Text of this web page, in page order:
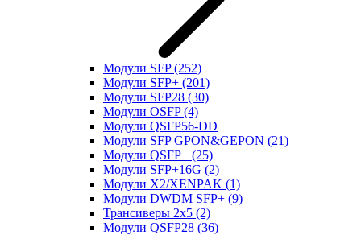
Модули SFP(252)
Модули SFP+ (201)
Модули SFP28 (30)
Модули OSFP(4)
Модули QSFP56-DD
Модули SFP GPON&GEPON (21)
Модули QSFP+ (25)
Модули SFP+16G (2)
Модули X2/XENPAK (1)
Модули DWDM SFP+ (9)
Трансиверы 2x5 (2)
Модули QSFP28 (36)